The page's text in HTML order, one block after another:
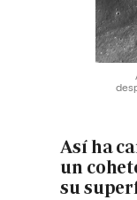
Así ha
un
su